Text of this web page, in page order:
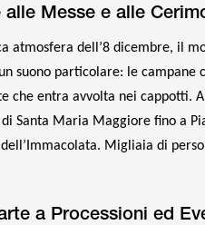
Messe e alle
atmosfera dell’8 dicembre, il
suono particolare: le campane
che entra avvolta nei cappotti.
Santa Maria Maggiore fino a
Migliaia di
a Processioni ed